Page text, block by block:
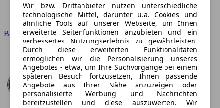
BMW
Wir bzw. Drittanbieter nutzen unterschiedliche
technologische Mittel, darunter u.a. Cookies und
ähnliche Tools auf unserer Webseite, um Ihnen
erweiterte Seitenfunktionen anzubieten und ein
verbessertes Nutzungserlebnis zu gewährleisten.
Durch diese erweiterten Funktionalitäten
ermöglichen wir die Personalisierung unseres
Angebotes - etwa, um Ihre Suchvorgänge bei einem
späteren Besuch fortzusetzen, Ihnen passende
Angebote aus Ihrer Nähe anzuzeigen oder
personalisierte Werbung und Nachrichten
bereitzustellen und diese auszuwerten. Wir